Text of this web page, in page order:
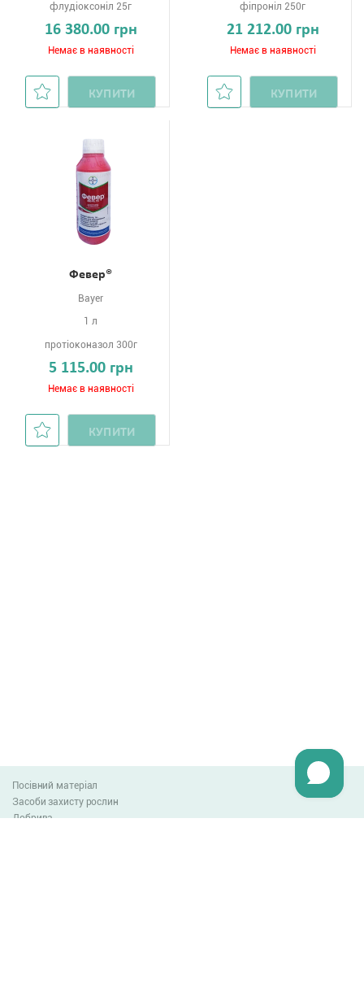
флудіоксоніл 25г
16 380.00 грн
Немає в наявності
КУПИТИ
фіпроніл 250г
21 212.00 грн
Немає в наявності
КУПИТИ
Февер®
Bayer
1 л
протіоконазол 300г
5 115.00 грн
Немає в наявності
КУПИТИ
Посівний матеріал
Засоби захисту рослин
Добрива